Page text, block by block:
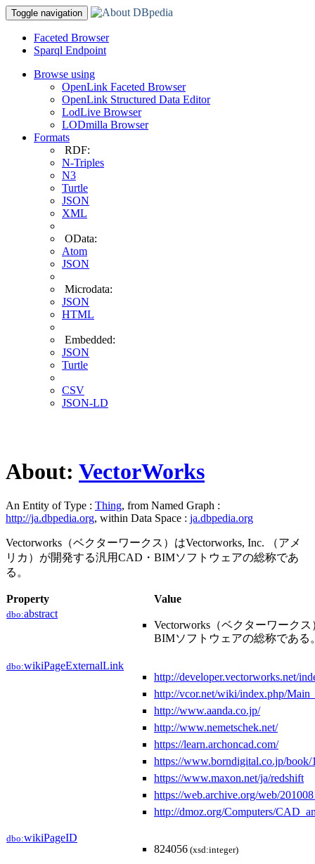
Toggle navigation
Faceted Browser
Sparql Endpoint
Browse using
OpenLink Faceted Browser
OpenLink Structured Data Editor
LodLive Browser
LODmilla Browser
Formats
RDF:
N-Triples
N3
Turtle
JSON
XML
OData:
Atom
JSON
Microdata:
JSON
HTML
Embedded:
JSON
Turtle
CSV
JSON-LD
About: VectorWorks
An Entity of Type : Thing, from Named Graph :
http://ja.dbpedia.org, within Data Space : ja.dbpedia.org
Vectorworks（ベクターワークス）はVectorworks, Inc. （アメ
リカ）が開発する汎用CAD・BIMソフトウェアの総称であ
る。
Property Value
dbo:abstract
Vectorworks（ベクターワーク
BIMソフトウェアの総称である
dbo:wikiPageExternalLink
http://developer.vectorworks.net/
http://vcor.net/wiki/index.php/
http://www.aanda.co.jp/
http://www.nemetschek.net/
https://learn.archoncad.com/
https://www.borndigital.co.jp/book/
https://www.maxon.net/ja/redshift
https://web.archive.org/web/
http://dmoz.org/Computers/
dbo:wikiPageID
824056 (xsd:integer)